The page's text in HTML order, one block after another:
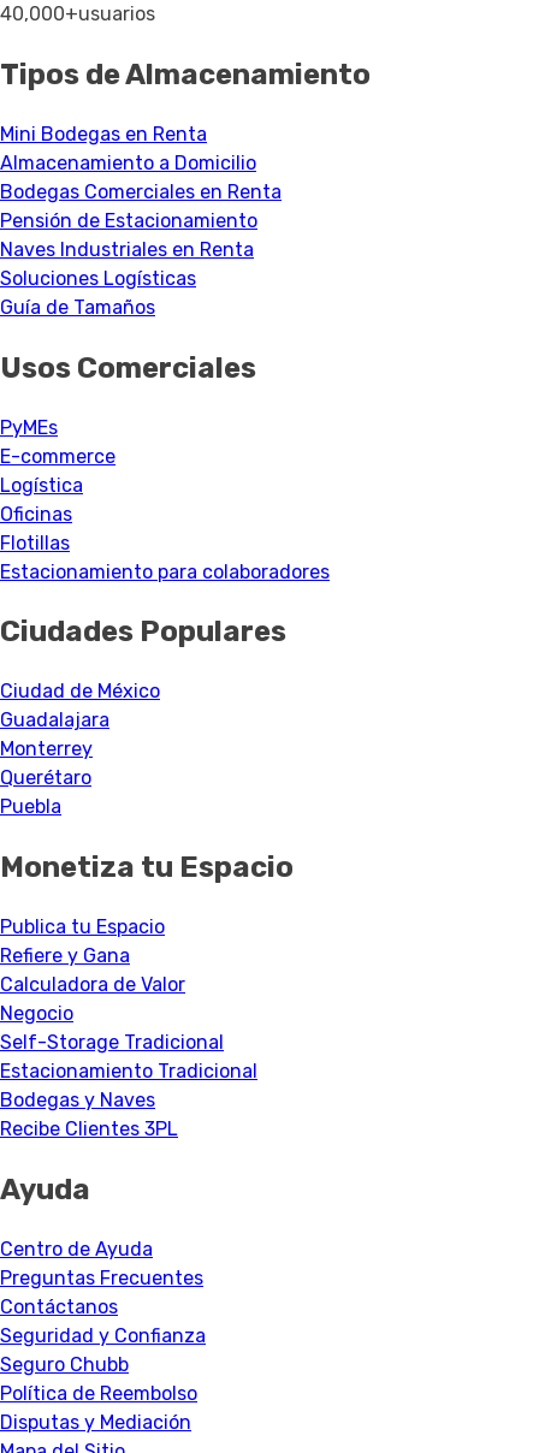
40,000+usuarios
Tipos de Almacenamiento
Mini Bodegas en Renta
Almacenamiento a Domicilio
Bodegas Comerciales en Renta
Pensión de Estacionamiento
Naves Industriales en Renta
Soluciones Logísticas
Guía de Tamaños
Usos Comerciales
PyMEs
E-commerce
Logística
Oficinas
Flotillas
Estacionamiento para colaboradores
Ciudades Populares
Ciudad de México
Guadalajara
Monterrey
Querétaro
Puebla
Monetiza tu Espacio
Publica tu Espacio
Refiere y Gana
Calculadora de Valor
Negocio
Self-Storage Tradicional
Estacionamiento Tradicional
Bodegas y Naves
Recibe Clientes 3PL
Ayuda
Centro de Ayuda
Preguntas Frecuentes
Contáctanos
Seguridad y Confianza
Seguro Chubb
Política de Reembolso
Disputas y Mediación